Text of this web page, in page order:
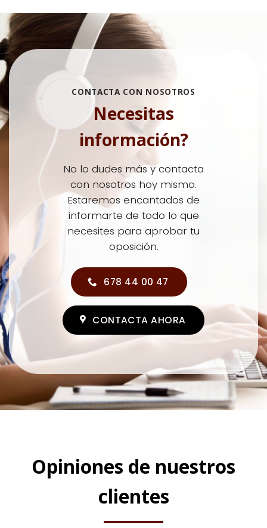
CONTACTA CON NOSOTROS
Necesitas
información?
No lo dudes más y contacta
con nosotros hoy mismo.
Estaremos encantados de
informarte de todo lo que
necesites para aprobar tu
oposición.
678 44 00 47
CONTACTA AHORA
Opiniones de nuestros
clientes